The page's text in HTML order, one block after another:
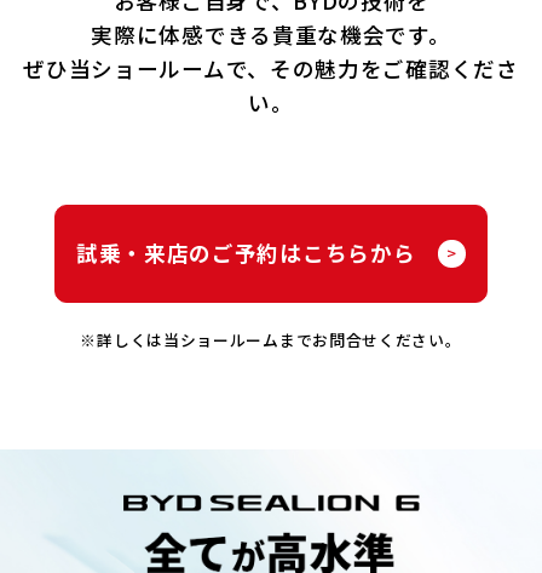
実際に体感できる貴重な機会です。
ぜひ当ショールームで、その魅力をご確認くださ
い。
試乗・来店のご予約はこちらから >
※詳しくは当ショールームまでお問合せください。